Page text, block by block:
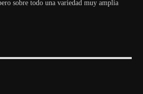
sobre todo una variedad muy amplia